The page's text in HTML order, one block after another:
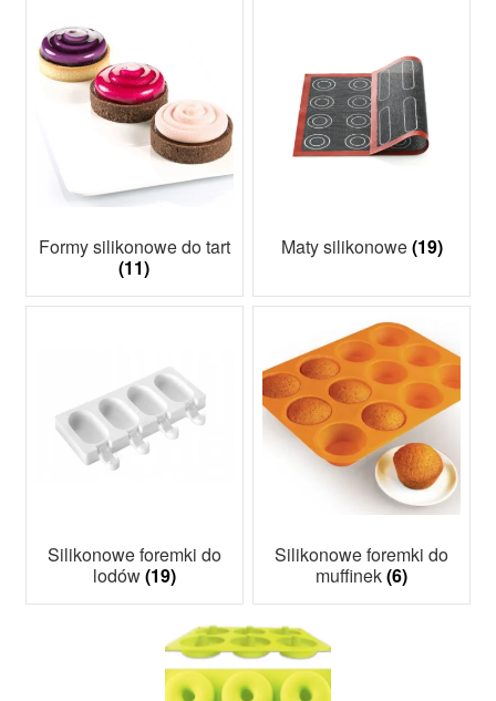
Formy silikonowe do tart
(11)
Maty silikonowe(19)
Silikonowe foremki do
lodów(19)
Silikonowe foremki do
muffinek(6)